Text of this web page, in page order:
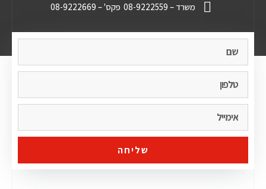
משרד – 08-9222559
פקס' – 08-9222669
שליחה